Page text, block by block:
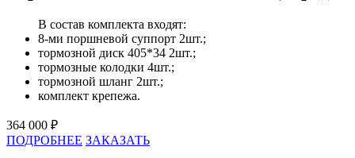
В состав комплекта входят:
8-ми поршневой суппорт 2шт.;
тормозной диск 405*34 2шт.;
тормозные колодки 4шт.;
тормозной шланг 2шт.;
комплект крепежа.
364 000 ₽
ПОДРОБНЕЕ ЗАКАЗАТЬ